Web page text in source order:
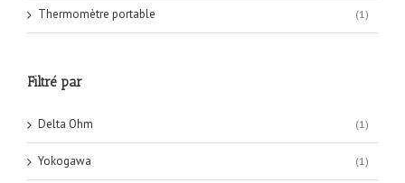
Thermomètre portable (1)
Filtré par
Delta Ohm (1)
Yokogawa (1)